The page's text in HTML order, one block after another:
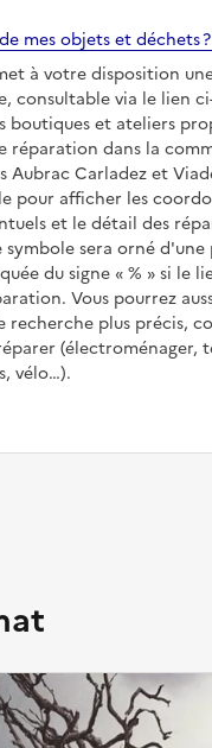
mes objets et déchets ?
à votre disposition
consultable via le lien
boutiques et ateliers
réparation dans la
Aubrac Carladez et
pour afficher les
et le détail des
symbole sera orné
du signe
%
si le
Vous pourrez
recherche plus précis,
(électroménager,
vélo…).